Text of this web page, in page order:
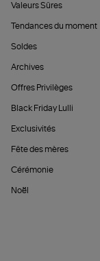
Valeurs Sûres
Tendances du moment
Soldes
Archives
Offres Privilèges
Black Friday Lulli
Exclusivités
Fête des mères
Cérémonie
Noël